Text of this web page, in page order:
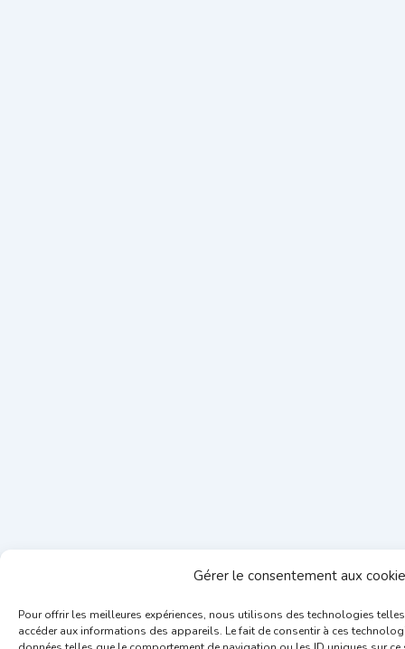
Gérer le consentement aux
Pour offrir les meilleures expériences, nous utilisons des technologies
accéder aux informations des appareils. Le fait de consentir à ces